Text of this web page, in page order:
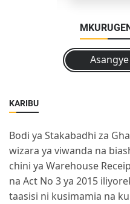
KARIBU
Bodi ya Stakabadhi za
wizara ya viwanda na
chini ya Warehouse
na Act No 3 ya 2015
taasisi ni kusimamia na